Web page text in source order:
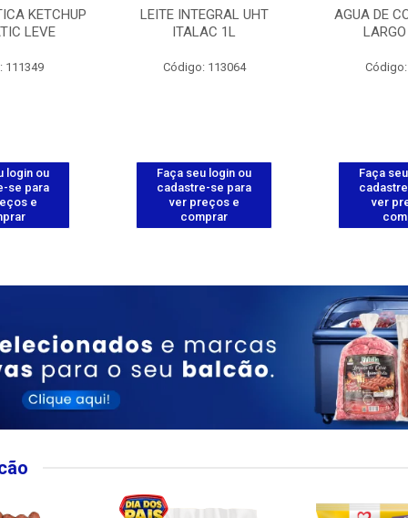
KETCHUP
LEVE
111349
login ou
se para
e
LEITE INTEGRAL UHT
ITALAC 1L
Código: 113064
Faça seu login ou
cadastre-se para
ver preços e
comprar
AGUA DE
Código:
Faça
ver